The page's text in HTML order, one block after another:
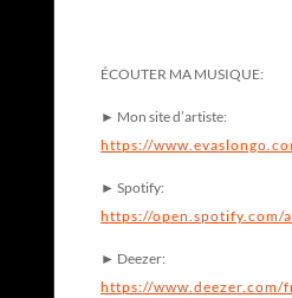
ÉCOUTER MA MUSIQUE:
► Mon site d’artiste:
https://
► Spotify:
https://open.spotify.com/
► Deezer:
https://